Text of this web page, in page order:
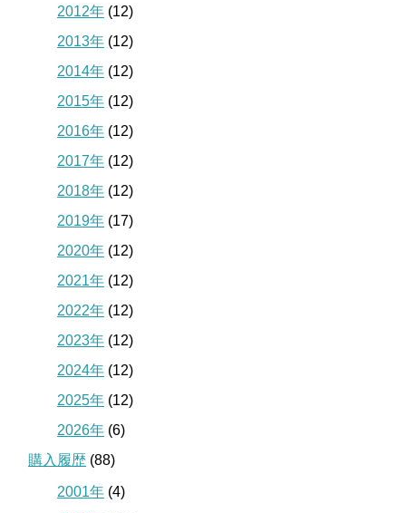
2012年 (12)
2013年 (12)
2014年 (12)
2015年 (12)
2016年 (12)
2017年 (12)
2018年 (12)
2019年 (17)
2020年 (12)
2021年 (12)
2022年 (12)
2023年 (12)
2024年 (12)
2025年 (12)
2026年 (6)
購入履歴 (88)
2001年 (4)